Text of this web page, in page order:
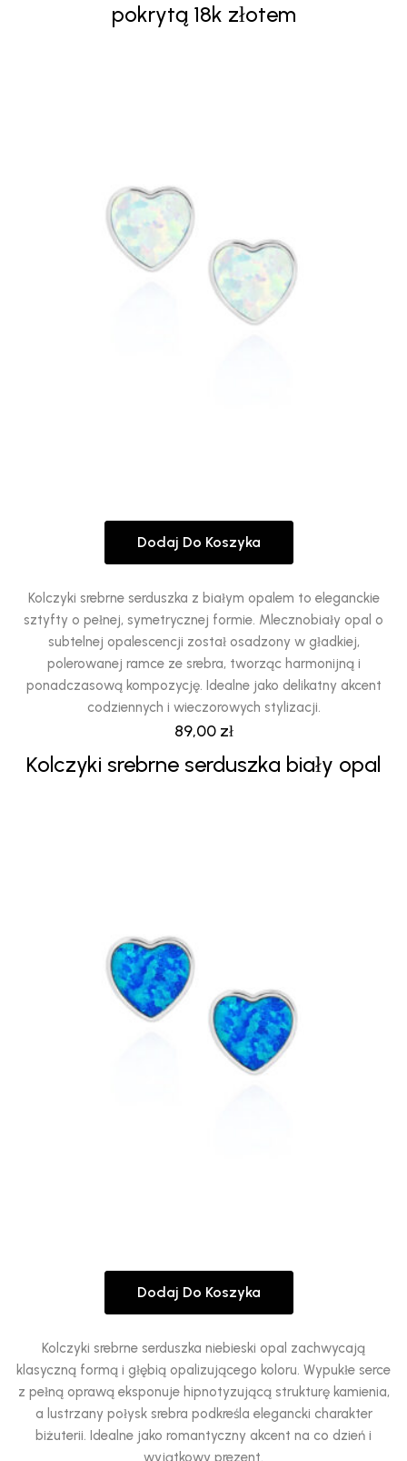
pokrytą 18k złotem
Kolczyki srebrne serduszka biały opal
89,00 zł
Kolczyki srebrne serduszka z białym opalem to eleganckie
sztyfty o pełnej, symetrycznej formie. Mlecznobiały opal o
subtelnej opalescencji został osadzony w gładkiej,
polerowanej ramce ze srebra, tworząc harmonijną i
ponadczasową kompozycję. Idealne jako delikatny akcent
codziennych i wieczorowych stylizacji.
Dodaj Do Koszyka
Kolczyki srebrne serduszka niebieski opal zachwycają
klasyczną formą i głębią opalizującego koloru. Wypukłe serce
z pełną oprawą eksponuje hipnotyzującą strukturę kamienia,
a lustrzany połysk srebra podkreśla elegancki charakter
biżuterii. Idealne jako romantyczny akcent na co dzień i
wyjątkowy prezent.
Dodaj Do Koszyka